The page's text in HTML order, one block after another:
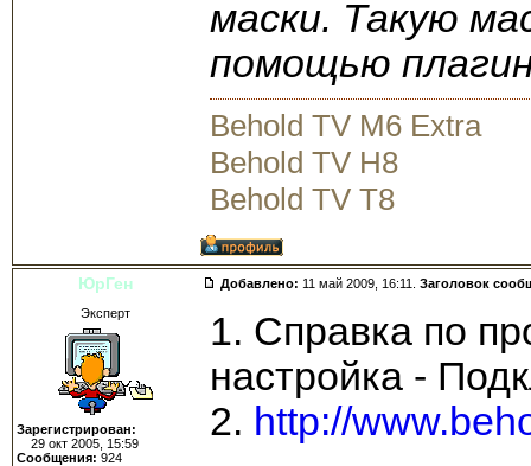
маски. Такую
помощью
Behold TV M6 Extra
Behold TV H8
Behold TV T8
ЮpГен Добавлено: 11 май 2009, 16:11. Заголовок
Эксперт
Зарегистрирован:
29 окт 2005, 15:59
Сообщения: 924
1. Справка по
настройка -
2. http://